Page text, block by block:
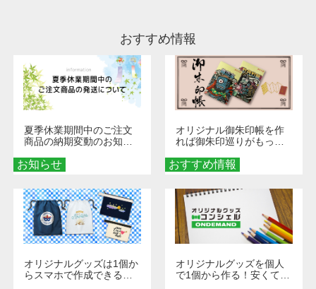
おすすめ情報
お知らせ
夏季休業期間中のご注文
商品の納期変動のお知ら
おすすめ情報
オリジナル御朱印帳を作
れば御朱印巡りがもっと
ダーメイドする魅力と選
び方
オリジナルグッズは1個か
らスマホで作成できる！
オリジナルグッズを個人
で1個から作る！安くて簡